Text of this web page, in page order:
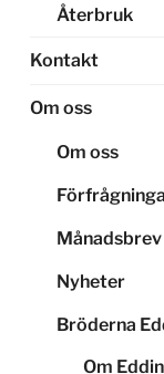
Återbruk
Kontakt
Om oss
Om oss
Månadsbrev
Nyheter
Bröderna
Om